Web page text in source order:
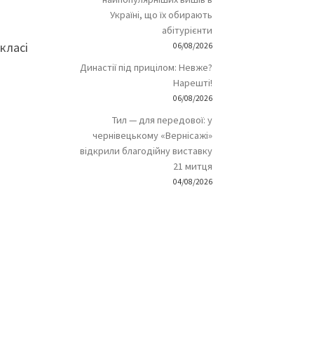
Україні, що їх обирають
абітурієнти
06/08/2026
Династії під прицілом: Невже?
Нарешті!
06/08/2026
Тил — для передової: у
чернівецькому «Вернісажі»
відкрили благодійну виставку
21 митця
04/08/2026